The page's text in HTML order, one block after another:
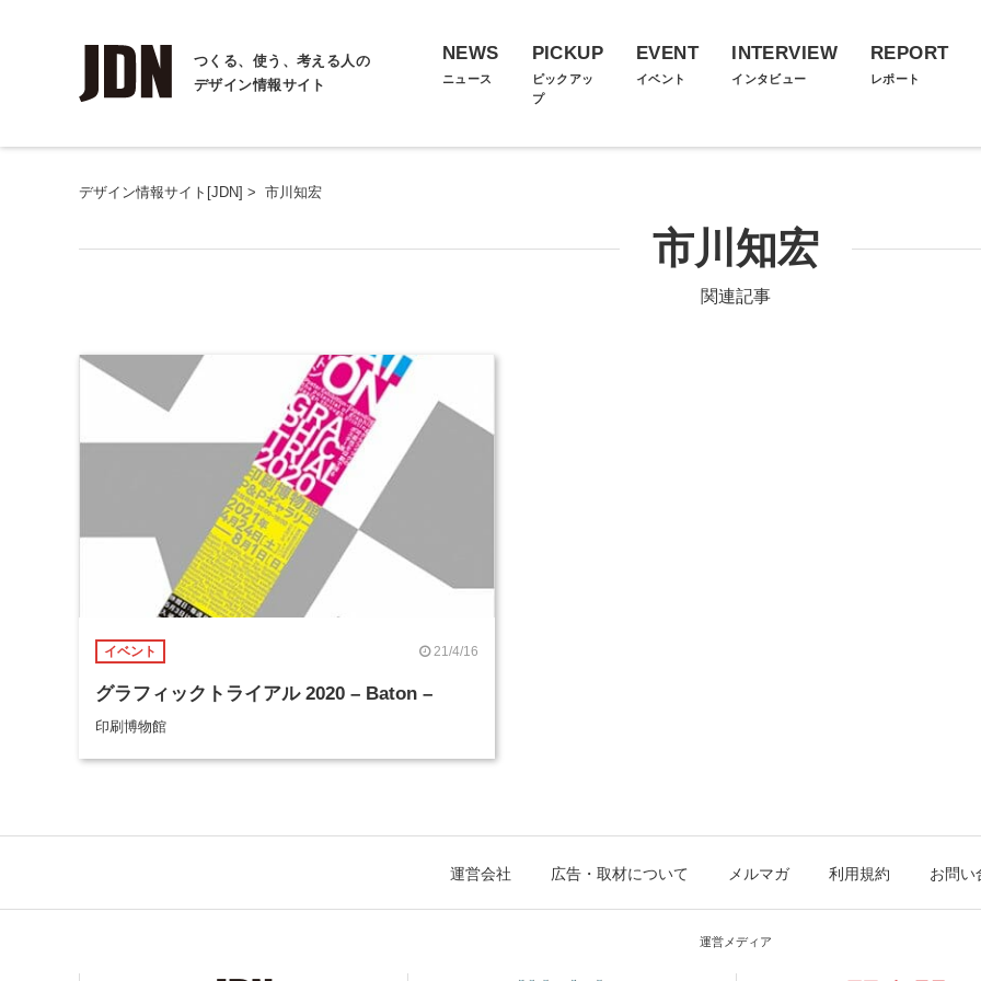
つくる、使う、考える人の
デザイン情報サイト
NEWS
ニュース
PICKUP
ピックアッ
プ
EVENT
イベント
INTERVIEW
インタビュー
REPORT
レポート
デザイン情報サイト[JDN] > 市川知宏
市川知宏
関連記事
イベント 21/4/16
グラフィックトライアル 2020 – Baton –
印刷博物館
運営会社 広告・取材について メルマガ 利用規約 お問い
運営メディア